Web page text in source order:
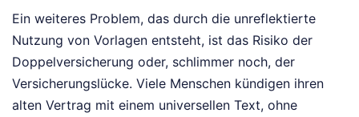
Ein weiteres Problem, das durch die unreflektierte
Nutzung von Vorlagen entsteht, ist das Risiko der
Doppelversicherung oder, schlimmer noch, der
Versicherungslücke. Viele Menschen kündigen ihren
alten Vertrag mit einem universellen Text, ohne